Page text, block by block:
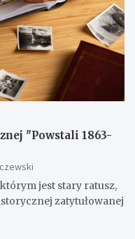
"Powstali 1863-
jest stary ratusz,
zatytułowanej